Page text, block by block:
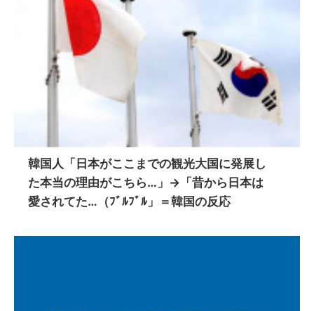
韓国人「日本がここまでの観光大国に発展し
た本当の理由がこちら…」→「昔から日本は
愛されてた…（ﾌﾞﾙﾌﾞﾙ」＝韓国の反応